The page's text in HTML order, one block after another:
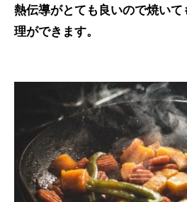
熱伝導がとても良いので焼い
理ができます。